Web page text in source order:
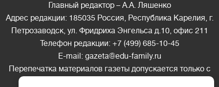
Главный редактор – А.А. Ляшенко
Адрес редакции: 185035 Россия, Республика Карелия, г.
Петрозаводск, ул. Фридриха Энгельса д.10, офис 211
Телефон редакции: +7 (499) 685-10-45
E-mail: gazeta@edu-family.ru
Перепечатка материалов газеты допускается только c